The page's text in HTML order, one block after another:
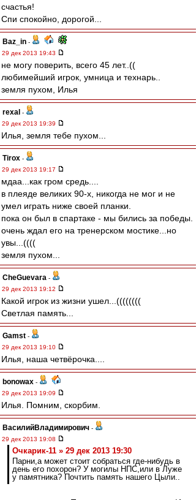
счастья!
Спи спокойно, дорогой...
Baz_in -
29 дек 2013 19:43
не могу поверить, всего 45 лет..((
любимейший игрок, умница и технарь..
земля пухом, Илья
rexal -
29 дек 2013 19:39
Илья, земля тебе пухом...
Tirox -
29 дек 2013 19:17
мдаа...как гром средь....
в плеяде великих 90-х, никогда не мог и не
умел играть ниже своей планки.
пока он был в спартаке - мы бились за победы.
очень ждал его на тренерском мостике...но
увы...((((
земля пухом...
CheGuevara -
29 дек 2013 19:12
Какой игрок из жизни ушел...((((((((
Светлая память...
Gamst -
29 дек 2013 19:10
Илья, наша четвёрочка....
bonowax -
29 дек 2013 19:09
Илья. Помним, скорбим.
ВасилийВладимирович -
29 дек 2013 19:08
Очкарик-11 » 29 дек 2013 19:30
Парни,а может стоит собраться где-нибудь в
день его похорон? У могилы НПС,или в Луже
у памятника? Почтить память нашего Цыли..